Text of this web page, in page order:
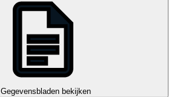
Gegevensbladen bekijken